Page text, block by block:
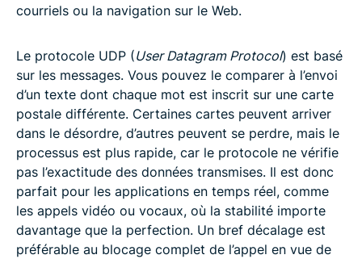
courriels ou la navigation sur le Web.
Le protocole UDP (User Datagram Protocol) est basé
sur les messages. Vous pouvez le comparer à l’envoi
d’un texte dont chaque mot est inscrit sur une carte
postale différente. Certaines cartes peuvent arriver
dans le désordre, d’autres peuvent se perdre, mais le
processus est plus rapide, car le protocole ne vérifie
pas l’exactitude des données transmises. Il est donc
parfait pour les applications en temps réel, comme
les appels vidéo ou vocaux, où la stabilité importe
davantage que la perfection. Un bref décalage est
préférable au blocage complet de l’appel en vue de